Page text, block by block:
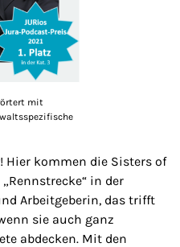
mit
Hier kommen die Sisters of
in der
Arbeitgeberin, das trifft
sie auch ganz
abdecken. Mit den